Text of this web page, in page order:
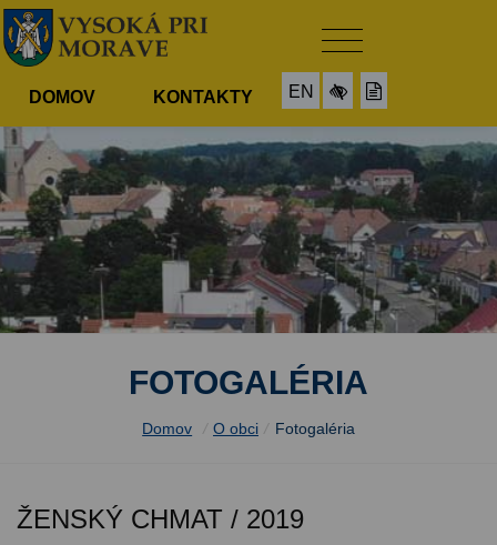
DOMOV KONTAKTY EN
FOTOGALÉRIA
Domov / O obci / Fotogaléria
ŽENSKÝ CHMAT / 2019